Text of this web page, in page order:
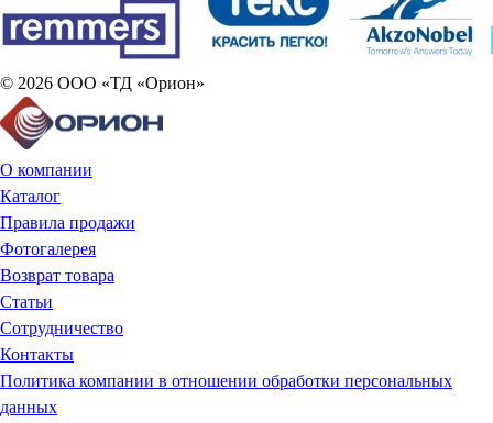
© 2026 ООО «ТД «Орион»
О компании
Каталог
Правила продажи
Фотогалерея
Возврат товара
Статьи
Сотрудничество
Контакты
Политика компании в отношении обработки персональных
данных